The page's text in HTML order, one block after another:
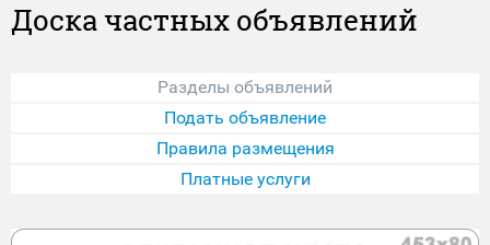
Доска частных объявлений
Разделы объявлений
Подать объявление
Правила размещения
Платные услуги